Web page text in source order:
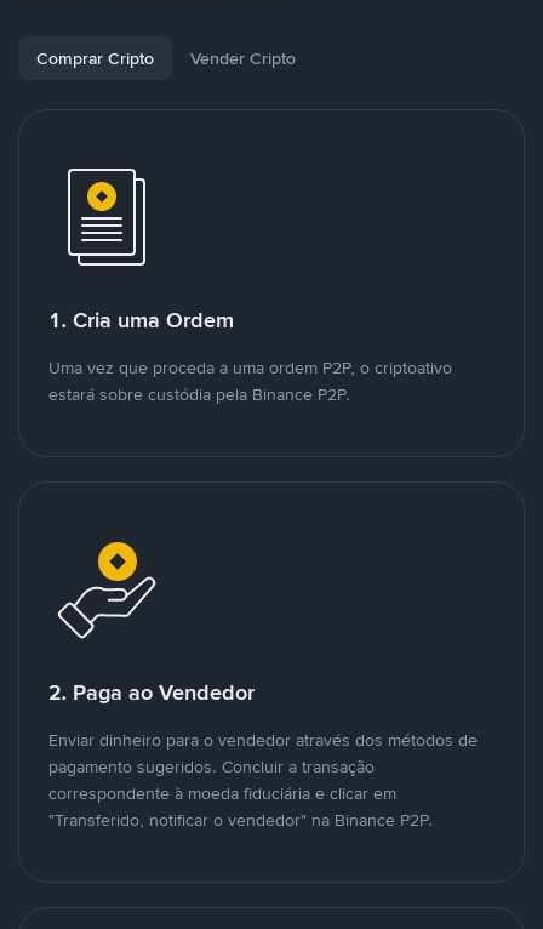
Comprar Cripto Vender Cripto
1. Cria uma Ordem
Uma vez que proceda a uma ordem P2P, o criptoativo
estará sobre custódia pela Binance P2P.
2. Paga ao Vendedor
Enviar dinheiro para o vendedor através dos métodos de
pagamento sugeridos. Concluir a transação
correspondente à moeda fiduciária e clicar em
"Transferido, notificar o vendedor" na Binance P2P.